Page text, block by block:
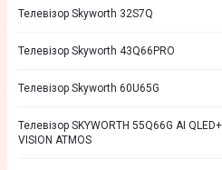
Телевізор Skyworth 32S7Q
Телевізор Skyworth 43Q66PRO
Телевізор Skyworth 60U65G
Телевізор SKYWORTH 55Q66G AI
VISION ATMOS